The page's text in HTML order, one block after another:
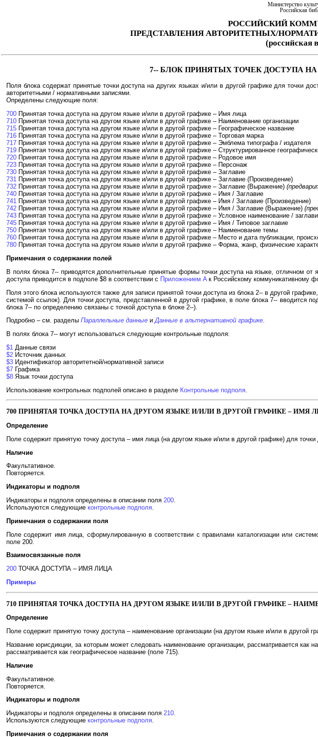
Министерство
Российская
РОССИЙСКИЙ
ПРЕДСТАВЛЕНИЯ АВТОРИТЕТНЫХ/
(российская
7-- БЛОК ПРИНЯТЫХ ТОЧЕК ДОСТУПА
Поля блока содержат принятые точки доступа на других языках и/или в другой графике для точки
авторитетными / нормативными записями.
Определены следующие поля:
700 Принятая точка доступа на другом языке и/или в другой графике – Имя лица
710 Принятая точка доступа на другом языке и/или в другой графике – Наименование организации
715 Принятая точка доступа на другом языке и/или в другой графике – Географическое название
716 Принятая точка доступа на другом языке и/или в другой графике – Торговая марка
717 Принятая точка доступа на другом языке и/или в другой графике – Эмблема типографа / издателя
719 Принятая точка доступа на другом языке и/или в другой графике – Структурированное
720 Принятая точка доступа на другом языке и/или в другой графике – Родовое имя
723 Принятая точка доступа на другом языке и/или в другой графике – Персонаж
730 Принятая точка доступа на другом языке и/или в другой графике – Заглавие
731 Принятая точка доступа на другом языке и/или в другой графике – Заглавие (Произведение)
732 Принятая точка доступа на другом языке и/или в другой графике – Заглавие (Выражение)
740 Принятая точка доступа на другом языке и/или в другой графике – Имя / Заглавие
741 Принятая точка доступа на другом языке и/или в другой графике – Имя / Заглавие (Произведение)
742 Принятая точка доступа на другом языке и/или в другой графике – Имя / Заглавие (Выражение)
743 Принятая точка доступа на другом языке и/или в другой графике – Условное наименование /
745 Принятая точка доступа на другом языке и/или в другой графике – Имя / Типовое заглавие
750 Принятая точка доступа на другом языке и/или в другой графике – Наименование темы
760 Принятая точка доступа на другом языке и/или в другой графике – Место и дата публикации,
780 Принятая точка доступа на другом языке и/или в другой графике – Форма, жанр, физические
Примечания о содержании полей
В полях блока 7-- приводятся дополнительные принятые формы точки доступа на языке, отличном от
доступа приводится в подполе $8 в соответствии с Приложением A к Российскому коммуникативному
Поля этого блока используются также для записи принятой точки доступа из блока 2-- в другой
системой ссылок). Для точки доступа, представленной в другой графике, в поле блока 7-- вводится
блока 7-- по определению связаны с точкой доступа в блоке 2--).
Подробно – см. разделы Параллельные данные иДанные в альтернативной графике.
В полях блока 7-- могут использоваться следующие контрольные подполя:
$1 Данные связи
$2 Источник данных
$3 Идентификатор авторитетной/нормативной записи
$7 Графика
$8 Язык точки доступа
Использование контрольных подполей описано в разделе Контрольные подполя
700 ПРИНЯТАЯ ТОЧКА ДОСТУПА НА ДРУГОМ ЯЗЫКЕ И/ИЛИ В ДРУГОЙ ГРАФИКЕ – ИМЯ
Определение
Поле содержит принятую точку доступа – имя лица (на другом языке и/или в другой графике) для точки
Наличие
Факультативное.
Повторяется.
Индикаторы и подполя
Индикаторы и подполя определены в описании поля 200.
Используются следующие контрольные подполя.
Примечания о содержании поля
Поле содержит имя лица, сформулированную в соответствии с правилами каталогизации или
поле 200.
Взаимосвязанные поля
200 ТОЧКА ДОСТУПА – ИМЯ ЛИЦА
Примеры
710 ПРИНЯТАЯ ТОЧКА ДОСТУПА НА ДРУГОМ ЯЗЫКЕ И/ИЛИ В ДРУГОЙ ГРАФИКЕ –
Определение
Поле содержит принятую точку доступа – наименование организации (на другом языке и/или в другой
Название юрисдикции, за которым может следовать наименование организации, рассматривается
рассматривается как географическое название (поле 715).
Наличие
Факультативное.
Повторяется.
Индикаторы и подполя
Индикаторы и подполя определены в описании поля 210.
Используются следующие контрольные подполя.
Примечания о содержании поля